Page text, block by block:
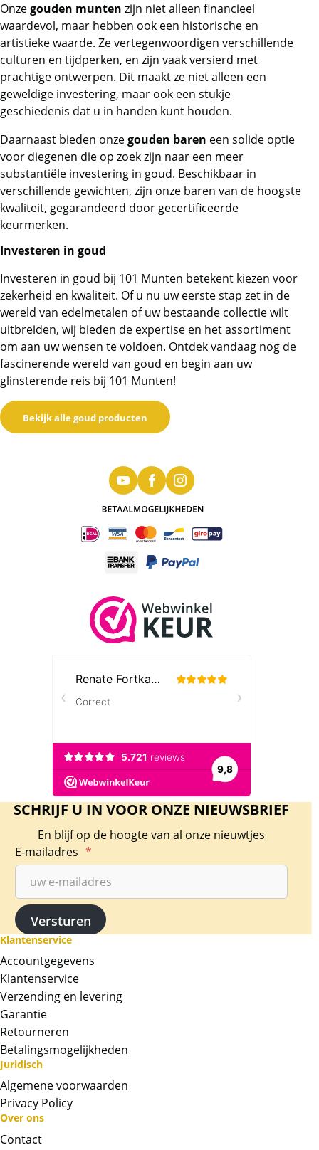
Onzegouden munten zijn niet alleen financieel
waardevol, maar hebben ook een historische en
artistieke waarde. Ze vertegenwoordigen verschillende
culturen en tijdperken, en zijn vaak versierd met
prachtige ontwerpen. Dit maakt ze niet alleen een
geweldige investering, maar ook een stukje
geschiedenis dat u in handen kunt houden.
Daarnaast bieden onzegouden baren een solide optie
voor diegenen die op zoek zijn naar een meer
substantiële investering in goud. Beschikbaar in
verschillende gewichten, zijn onze baren van de hoogste
kwaliteit, gegarandeerd door gecertificeerde
keurmerken.
Investeren in goud
Investeren in goud bij 101 Munten betekent kiezen voor
zekerheid en kwaliteit. Of u nu uw eerste stap zet in de
wereld van edelmetalen of uw bestaande collectie wilt
uitbreiden, wij bieden de expertise en het assortiment
om aan uw wensen te voldoen. Ontdek vandaag nog de
fascinerende wereld van goud en begin aan uw
glinsterende reis bij 101 Munten!
Bekijk alle goud producten
SCHRIJF U IN VOOR ONZE NIEUWSBRIEF
En blijf op de hoogte van al onze nieuwtjes
E-mailadres *
Klantenservice
Accountgegevens
Klantenservice
Verzending en levering
Garantie
Retourneren
Betalingsmogelijkheden
Juridisch
Algemene voorwaarden
Privacy Policy
Over ons
Contact